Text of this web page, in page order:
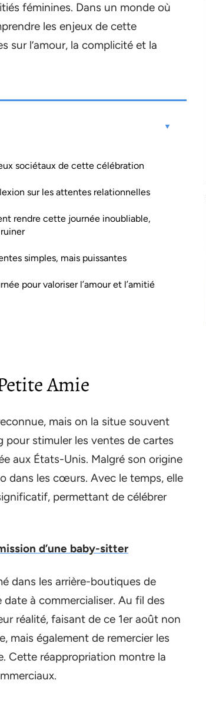
féminines. Dans un monde où
les enjeux de cette
sur l’amour, la complicité et la
sociétaux de cette célébration
sur les attentes relationnelles
rendre cette journée inoubliable,
simples, mais puissantes
pour valoriser l’amour et l’amitié
Amie
mais on la situe souvent
stimuler les ventes de cartes
aux États-Unis. Malgré son origine
dans les cœurs. Avec le temps, elle
permettant de célébrer
d’une baby-sitter
dans les arrière-boutiques de
à commercialiser. Au fil des
réalité, faisant de ce 1er août non
mais également de remercier les
Cette réappropriation montre la